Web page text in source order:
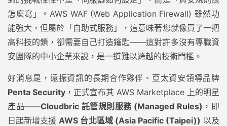
怎麼寫」。AWS WAF (Web Application Firewall) 雖然功
能強大，但屬於「自助式服務」，這意味著您就像買了一把
高科技的鎖，卻需要自己打造鑰匙——這對許多沒有專職資
安團隊的中小企業來說，是一道難以跨越的技術門檻。
好消息是，遠振資訊的長期合作夥伴、亞太資安領導品牌
Penta Security ，正式宣布其 AWS Marketplace 上的明星
產品——Cloudbric 託管規則服務 (Managed Rules) ，即
日起新增支援AWS 台北區域 (Asia Pacific (Taipei)) 以及